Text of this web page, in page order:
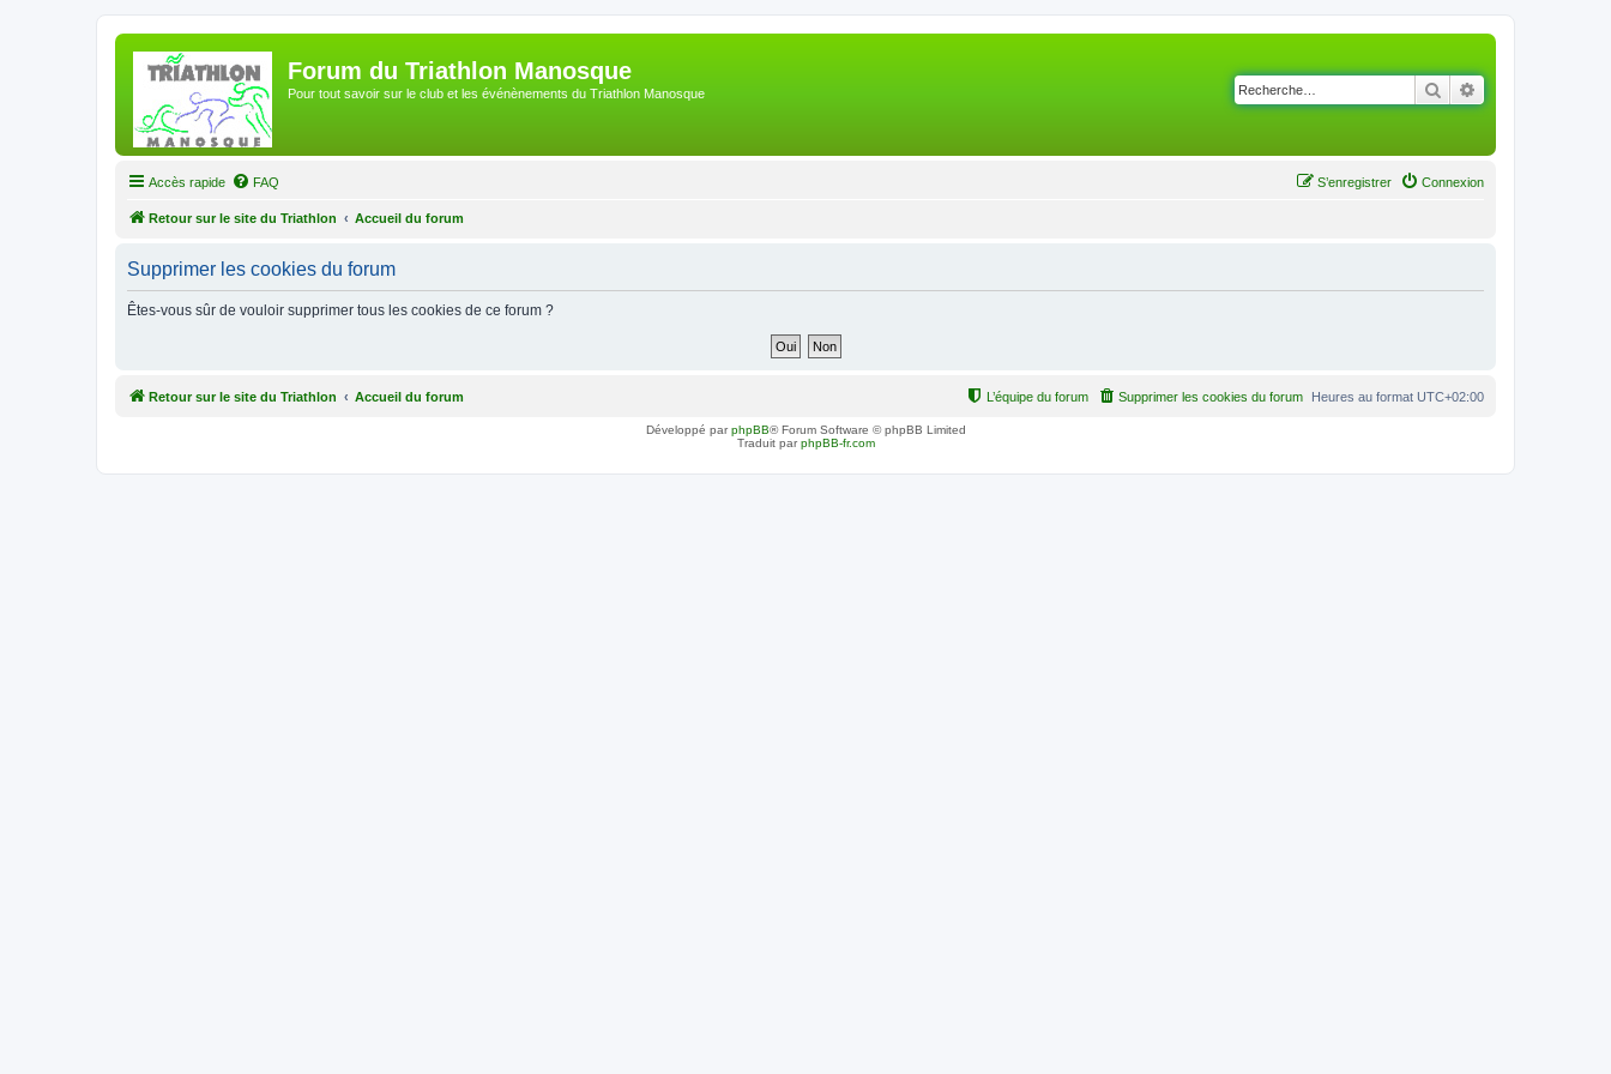
Forum du Triathlon Manosque
Pour tout savoir sur le club et les événènements du Triathlon Manosque Rechercher
Accès rapide FAQ Connexion
S’enregistrer
Retour sur le site du Triathlon Accueil du forum
Supprimer les cookies du forum
Êtes-vous sûr de vouloir supprimer tous les cookies de ce forum ?
Retour sur le site du Triathlon Accueil du forum Heures au format UTC+02:00
Supprimer les cookies du forum
L’équipe du forum
Développé parphpBB® Forum Software © phpBB Limited
Traduit parphpBB-fr.com